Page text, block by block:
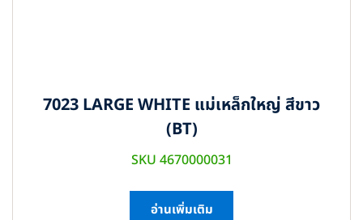
7023 LARGE WHITE แม่เหล็กใหญ่ สีขาว
(BT)
SKU 4670000031
อ่านเพิ่มเติม